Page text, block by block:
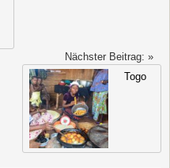
Nächster Beitrag: »
Togo